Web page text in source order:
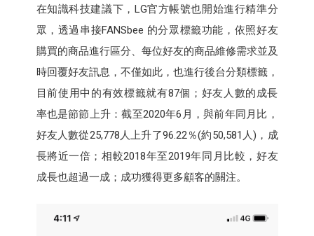
在知識科技建議下，LG官方帳號也開始進行精準分
眾，透過串接FANSbee 的分眾標籤功能，依照好友
購買的商品進行區分、每位好友的商品維修需求並及
時回覆好友訊息，不僅如此，也進行後台分類標籤，
目前使用中的有效標籤就有87個；好友人數的成長
率也是節節上升：截至2020年6月，與前年同月比，
好友人數從25,778人上升了96.22％(約50,581人)，成
長將近一倍；相較2018年至2019年同月比較，好友
成長也超過一成；成功獲得更多顧客的關注。